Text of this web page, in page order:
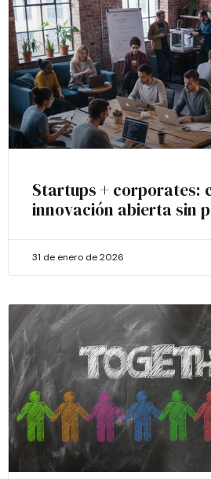
Startups + corporates:
innovación abierta sin
31 de enero de 2026